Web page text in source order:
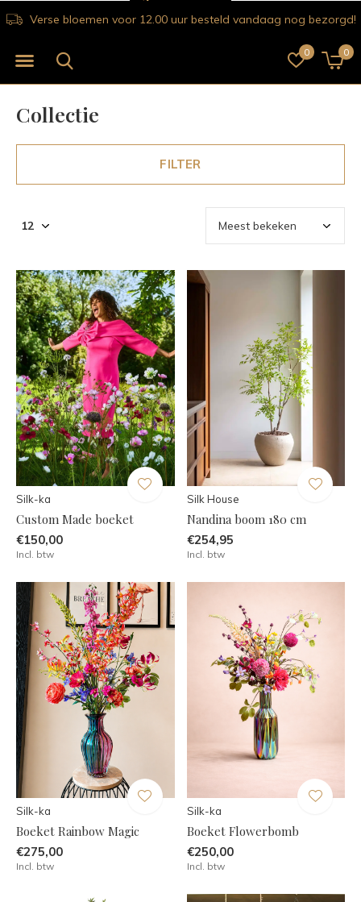
0 0
Verse bloemen voor 12.00 uur besteld vandaag nog bezorgd!
Collectie
FILTER
Silk-ka
Custom Made boeket
€150,00
Incl. btw
Silk House
Nandina boom 180 cm
€254,95
Incl. btw
Silk-ka
Boeket Rainbow Magic
€275,00
Incl. btw
Silk-ka
Boeket Flowerbomb
€250,00
Incl. btw